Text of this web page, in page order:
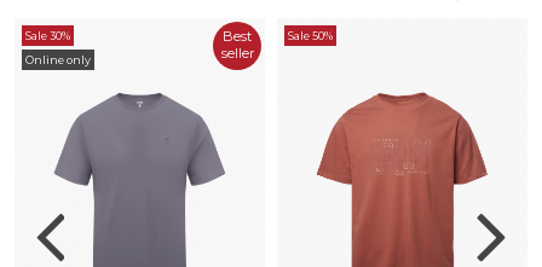
Sale 30%
Online only
Best
seller
Sale 50%